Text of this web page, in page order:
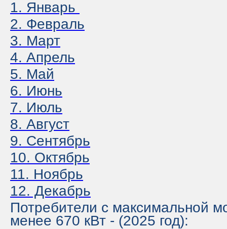
1. Январь
2. Февраль
3. Март
4. Апрель
5. Май
6. Июнь
7. Июль
8. Август
9. Сентябрь
10. Октябрь
11. Ноябрь
12. Декабрь
Потребители с максимальной
менее 670 кВт - (2025 год):